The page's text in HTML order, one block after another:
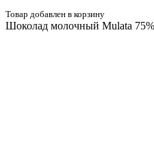
Товар добавлен в корзину
Шоколад молочный Mulata 75%